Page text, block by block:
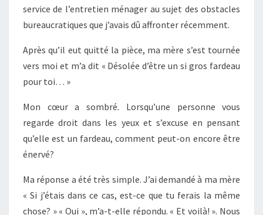
service de l’entretien ménager au sujet des obstacles
bureaucratiques que j’avais dû affronter récemment.
Après qu’il eut quitté la pièce, ma mère s’est tournée
vers moi et m’a dit « Désolée d’être un si gros fardeau
pour toi… »
Mon cœur a sombré. Lorsqu’une personne vous
regarde droit dans les yeux et s’excuse en pensant
qu’elle est un fardeau, comment peut-on encore être
énervé?
Ma réponse a été très simple. J’ai demandé à ma mère
« Si j’étais dans ce cas, est-ce que tu ferais la même
chose? » « Oui », m’a-t-elle répondu. « Et voilà! ». Nous